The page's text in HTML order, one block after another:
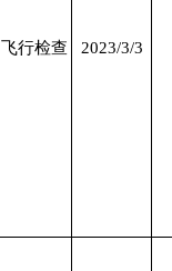
飞行检查 2023/3/3